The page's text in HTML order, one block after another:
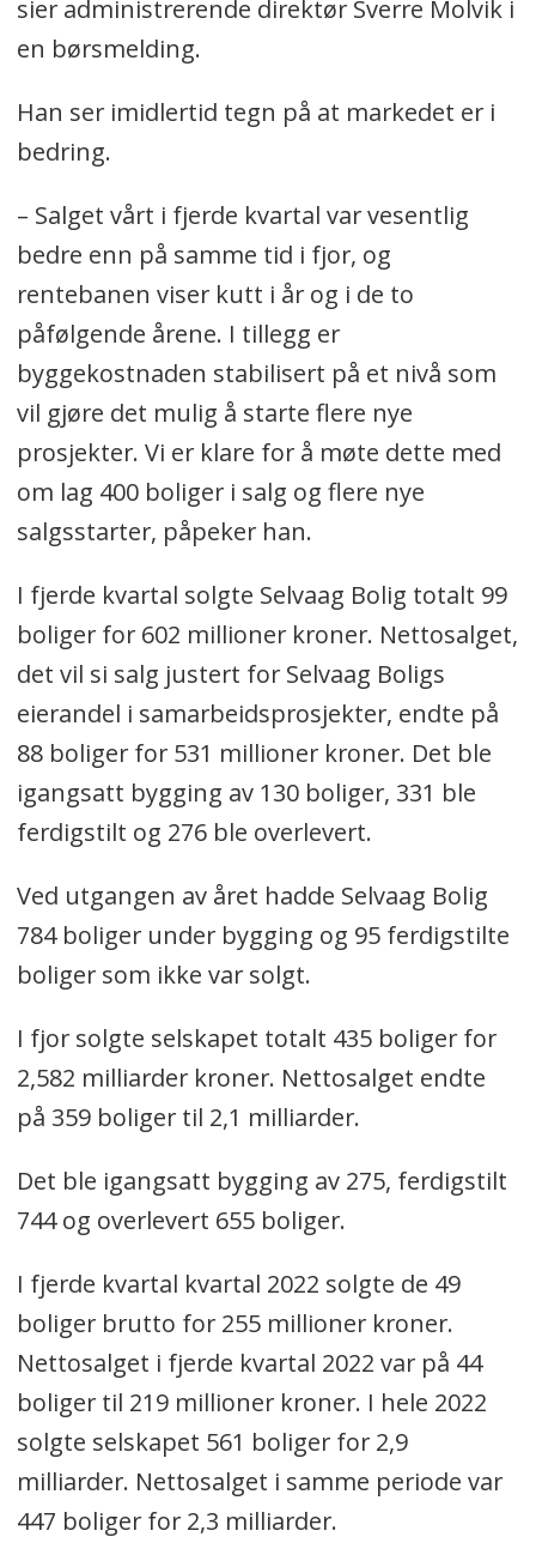
sier administrerende direktør Sverre Molvik i
en børsmelding.
Han ser imidlertid tegn på at markedet er i
bedring.
– Salget vårt i fjerde kvartal var vesentlig
bedre enn på samme tid i fjor, og
rentebanen viser kutt i år og i de to
påfølgende årene. I tillegg er
byggekostnaden stabilisert på et nivå som
vil gjøre det mulig å starte flere nye
prosjekter. Vi er klare for å møte dette med
om lag 400 boliger i salg og flere nye
salgsstarter, påpeker han.
I fjerde kvartal solgte Selvaag Bolig totalt 99
boliger for 602 millioner kroner. Nettosalget,
det vil si salg justert for Selvaag Boligs
eierandel i samarbeidsprosjekter, endte på
88 boliger for 531 millioner kroner. Det ble
igangsatt bygging av 130 boliger, 331 ble
ferdigstilt og 276 ble overlevert.
Ved utgangen av året hadde Selvaag Bolig
784 boliger under bygging og 95 ferdigstilte
boliger som ikke var solgt.
I fjor solgte selskapet totalt 435 boliger for
2,582 milliarder kroner. Nettosalget endte
på 359 boliger til 2,1 milliarder.
Det ble igangsatt bygging av 275, ferdigstilt
744 og overlevert 655 boliger.
I fjerde kvartal kvartal 2022 solgte de 49
boliger brutto for 255 millioner kroner.
Nettosalget i fjerde kvartal 2022 var på 44
boliger til 219 millioner kroner. I hele 2022
solgte selskapet 561 boliger for 2,9
milliarder. Nettosalget i samme periode var
447 boliger for 2,3 milliarder.